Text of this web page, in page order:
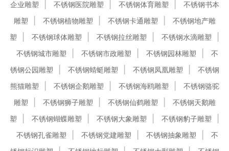
企业雕塑
不锈钢医院雕塑 不锈钢体育雕塑
不锈钢书本
雕塑
不锈钢植物雕塑 不锈钢卡通雕塑
不锈钢地产雕
塑
不锈钢球体雕塑 不锈钢拉丝雕塑
不锈钢水滴雕塑
不锈钢城市雕塑
不锈钢市政雕塑 不锈钢园林雕塑
不
锈钢公园雕塑
不锈钢蜻蜓雕塑 不锈钢凤凰雕塑
不锈钢
熊猫雕塑
不锈钢企鹅雕塑 不锈钢海鸥雕塑
不锈钢骆驼
雕塑
不锈钢狮子雕塑 不锈钢仙鹤雕塑
不锈钢天鹅雕
塑
不锈钢蝴蝶雕塑 不锈钢大象雕塑
不锈钢豹子雕塑
不锈钢孔雀雕塑
不锈钢党建雕塑 不锈钢抽象雕塑
不